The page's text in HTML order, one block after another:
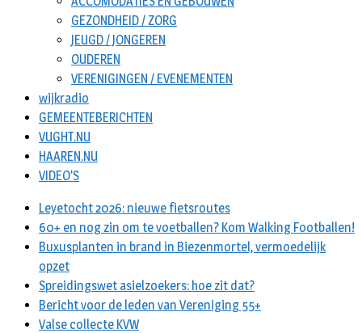
GEZONDHEID / ZORG
JEUGD / JONGEREN
OUDEREN
VERENIGINGEN / EVENEMENTEN
wijkradio
GEMEENTEBERICHTEN
VUGHT.NU
HAAREN.NU
VIDEO’S
Leyetocht 2026: nieuwe fietsroutes
60+ en nog zin om te voetballen? Kom Walking Footballen!
Buxusplanten in brand in Biezenmortel, vermoedelijk
opzet
Spreidingswet asielzoekers: hoe zit dat?
Bericht voor de leden van Vereniging 55+
Valse collecte KVW